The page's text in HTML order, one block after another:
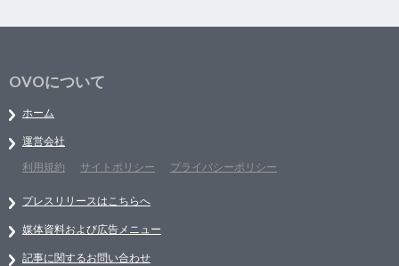
OVOについて
ホーム
運営会社
利用規約
サイトポリシー プライバシーポリシー
プレスリリースはこちらへ
媒体資料および広告メニュー
記事に関するお問い合わせ